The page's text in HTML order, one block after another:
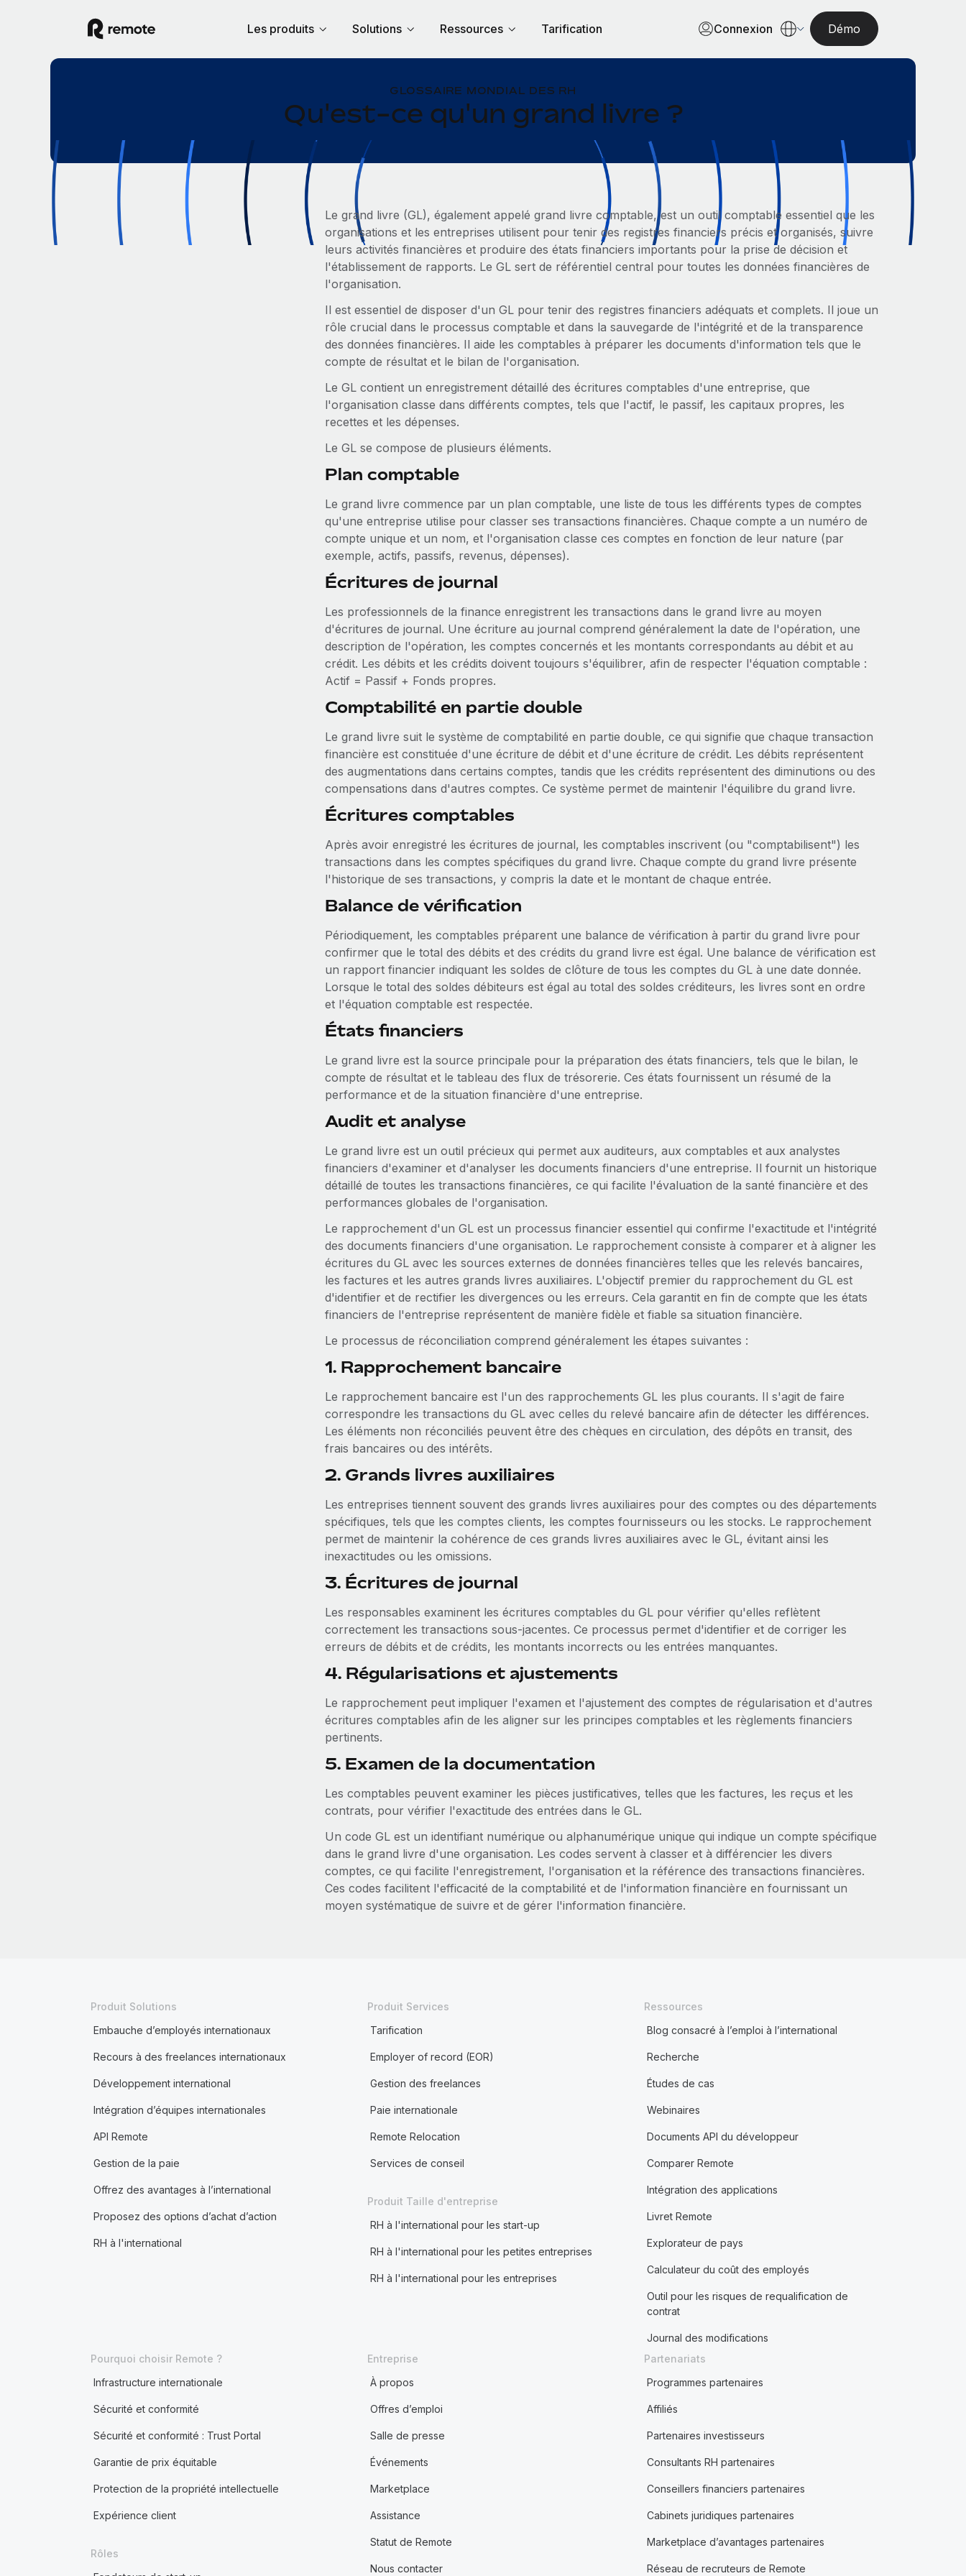
Les produits Solutions Ressources Tarification Connexion Démo
GLOSSAIRE MONDIAL DES RH
Qu'est-ce qu'un grand livre ?
Le grand livre (GL), également appelé grand livre comptable, est un outil comptable essentiel que les
organisations et les entreprises utilisent pour tenir des registres financiers précis et organisés, suivre
leurs activités financières et produire des états financiers importants pour la prise de décision et
l'établissement de rapports. Le GL sert de référentiel central pour toutes les données financières de
l'organisation.
Il est essentiel de disposer d'un GL pour tenir des registres financiers adéquats et complets. Il joue un
rôle crucial dans le processus comptable et dans la sauvegarde de l'intégrité et de la transparence
des données financières. Il aide les comptables à préparer les documents d'information tels que le
compte de résultat et le bilan de l'organisation.
Le GL contient un enregistrement détaillé des écritures comptables d'une entreprise, que
l'organisation classe dans différents comptes, tels que l'actif, le passif, les capitaux propres, les
recettes et les dépenses.
Le GL se compose de plusieurs éléments.
Plan comptable
Le grand livre commence par un plan comptable, une liste de tous les différents types de comptes
qu'une entreprise utilise pour classer ses transactions financières. Chaque compte a un numéro de
compte unique et un nom, et l'organisation classe ces comptes en fonction de leur nature (par
exemple, actifs, passifs, revenus, dépenses).
Écritures de journal
Les professionnels de la finance enregistrent les transactions dans le grand livre au moyen
d'écritures de journal. Une écriture au journal comprend généralement la date de l'opération, une
description de l'opération, les comptes concernés et les montants correspondants au débit et au
crédit. Les débits et les crédits doivent toujours s'équilibrer, afin de respecter l'équation comptable :
Actif = Passif + Fonds propres.
Comptabilité en partie double
Le grand livre suit le système de comptabilité en partie double, ce qui signifie que chaque transaction
financière est constituée d'une écriture de débit et d'une écriture de crédit. Les débits représentent
des augmentations dans certains comptes, tandis que les crédits représentent des diminutions ou des
compensations dans d'autres comptes. Ce système permet de maintenir l'équilibre du grand livre.
Écritures comptables
Après avoir enregistré les écritures de journal, les comptables inscrivent (ou "comptabilisent") les
transactions dans les comptes spécifiques du grand livre. Chaque compte du grand livre présente
l'historique de ses transactions, y compris la date et le montant de chaque entrée.
Balance de vérification
Périodiquement, les comptables préparent une balance de vérification à partir du grand livre pour
confirmer que le total des débits et des crédits du grand livre est égal. Une balance de vérification est
un rapport financier indiquant les soldes de clôture de tous les comptes du GL à une date donnée.
Lorsque le total des soldes débiteurs est égal au total des soldes créditeurs, les livres sont en ordre
et l'équation comptable est respectée.
États financiers
Le grand livre est la source principale pour la préparation des états financiers, tels que le bilan, le
compte de résultat et le tableau des flux de trésorerie. Ces états fournissent un résumé de la
performance et de la situation financière d'une entreprise.
Audit et analyse
Le grand livre est un outil précieux qui permet aux auditeurs, aux comptables et aux analystes
financiers d'examiner et d'analyser les documents financiers d'une entreprise. Il fournit un historique
détaillé de toutes les transactions financières, ce qui facilite l'évaluation de la santé financière et des
performances globales de l'organisation.
Le rapprochement d'un GL est un processus financier essentiel qui confirme l'exactitude et l'intégrité
des documents financiers d'une organisation. Le rapprochement consiste à comparer et à aligner les
écritures du GL avec les sources externes de données financières telles que les relevés bancaires,
les factures et les autres grands livres auxiliaires. L'objectif premier du rapprochement du GL est
d'identifier et de rectifier les divergences ou les erreurs. Cela garantit en fin de compte que les états
financiers de l'entreprise représentent de manière fidèle et fiable sa situation financière.
Le processus de réconciliation comprend généralement les étapes suivantes :
1. Rapprochement bancaire
Le rapprochement bancaire est l'un des rapprochements GL les plus courants. Il s'agit de faire
correspondre les transactions du GL avec celles du relevé bancaire afin de détecter les différences.
Les éléments non réconciliés peuvent être des chèques en circulation, des dépôts en transit, des
frais bancaires ou des intérêts.
2. Grands livres auxiliaires
Les entreprises tiennent souvent des grands livres auxiliaires pour des comptes ou des départements
spécifiques, tels que les comptes clients, les comptes fournisseurs ou les stocks. Le rapprochement
permet de maintenir la cohérence de ces grands livres auxiliaires avec le GL, évitant ainsi les
inexactitudes ou les omissions.
3. Écritures de journal
Les responsables examinent les écritures comptables du GL pour vérifier qu'elles reflètent
correctement les transactions sous-jacentes. Ce processus permet d'identifier et de corriger les
erreurs de débits et de crédits, les montants incorrects ou les entrées manquantes.
4. Régularisations et ajustements
Le rapprochement peut impliquer l'examen et l'ajustement des comptes de régularisation et d'autres
écritures comptables afin de les aligner sur les principes comptables et les règlements financiers
pertinents.
5. Examen de la documentation
Les comptables peuvent examiner les pièces justificatives, telles que les factures, les reçus et les
contrats, pour vérifier l'exactitude des entrées dans le GL.
Un code GL est un identifiant numérique ou alphanumérique unique qui indique un compte spécifique
dans le grand livre d'une organisation. Les codes servent à classer et à différencier les divers
comptes, ce qui facilite l'enregistrement, l'organisation et la référence des transactions financières.
Ces codes facilitent l'efficacité de la comptabilité et de l'information financière en fournissant un
moyen systématique de suivre et de gérer l'information financière.
Produit Solutions
Embauche d’employés internationaux
Recours à des freelances internationaux
Développement international
Intégration d’équipes internationales
API Remote
Gestion de la paie
Offrez des avantages à l’international
Proposez des options d’achat d’action
RH à l'international
Produit Services
Tarification
Employer of record (EOR)
Gestion des freelances
Paie internationale
Remote Relocation
Services de conseil
Produit Taille d'entreprise
RH à l'international pour les start-up
RH à l'international pour les petites entreprises
RH à l'international pour les entreprises
Ressources
Blog consacré à l’emploi à l’international
Recherche
Études de cas
Webinaires
Documents API du développeur
Comparer Remote
Intégration des applications
Livret Remote
Explorateur de pays
Calculateur du coût des employés
Outil pour les risques de requalification de
contrat
Journal des modifications
Pourquoi choisir Remote ?
Infrastructure internationale
Sécurité et conformité
Sécurité et conformité : Trust Portal
Garantie de prix équitable
Protection de la propriété intellectuelle
Expérience client
Rôles
Entreprise
À propos
Offres d’emploi
Salle de presse
Événements
Marketplace
Assistance
Statut de Remote
Nous contacter
Partenariats
Programmes partenaires
Affiliés
Partenaires investisseurs
Consultants RH partenaires
Conseillers financiers partenaires
Cabinets juridiques partenaires
Marketplace d’avantages partenaires
Réseau de recruteurs de Remote